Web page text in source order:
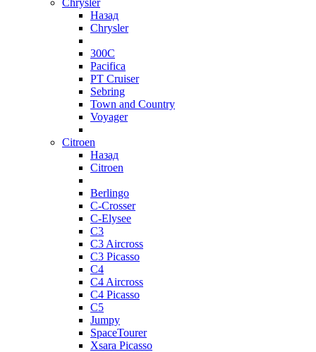
Chrysler
Назад
Chrysler
300C
Pacifica
PT Cruiser
Sebring
Town and Country
Voyager
Citroen
Назад
Citroen
Berlingo
C-Crosser
C-Elysee
C3
C3 Aircross
C3 Picasso
C4
C4 Aircross
C4 Picasso
C5
Jumpy
SpaceTourer
Xsara Picasso